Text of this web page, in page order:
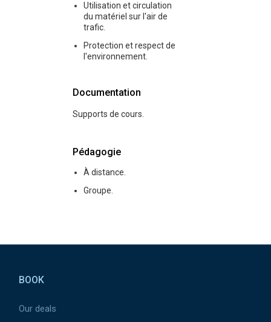
Utilisation et circulation
du matériel sur l'air de
trafic.
Protection et respect de
l'environnement.
Documentation
Supports de cours.
Pédagogie
À distance.
Groupe.
BOOK
Our deals